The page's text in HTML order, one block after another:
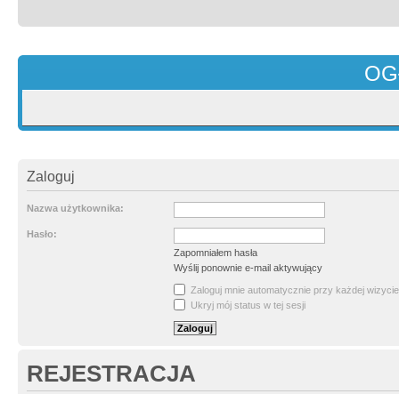
Zaloguj
Nazwa użytkownika:
Hasło:
Zapomniałem hasła
Wyślij ponownie e-mail aktywujący
Zaloguj mnie automatycznie przy każdej wizycie
Ukryj mój status w tej sesji
REJESTRACJA